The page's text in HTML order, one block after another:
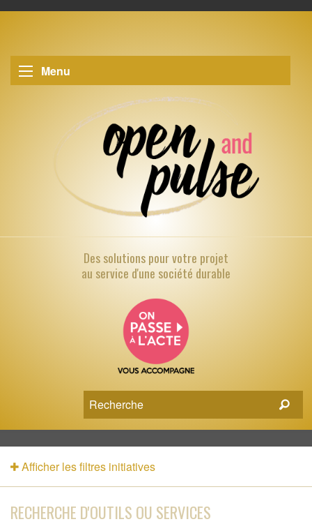
Menu
Des solutions pourvotre projet
au service d'une société durable
Afficher les filtres initiatives
RECHERCHE D'OUTILS OU SERVICES